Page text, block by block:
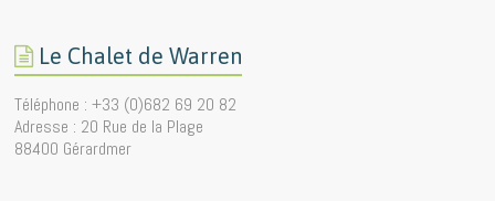
Le Chalet de Warren
Téléphone : +33 (0)682 69 20 82
Adresse : 20 Rue de la Plage
88400 Gérardmer